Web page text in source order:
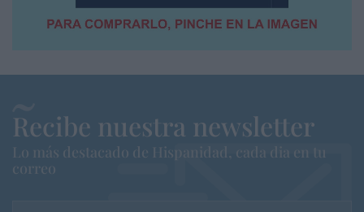
Recibe nuestra newsletter
Lo más destacado de Hispanidad, cada dia en tu
correo